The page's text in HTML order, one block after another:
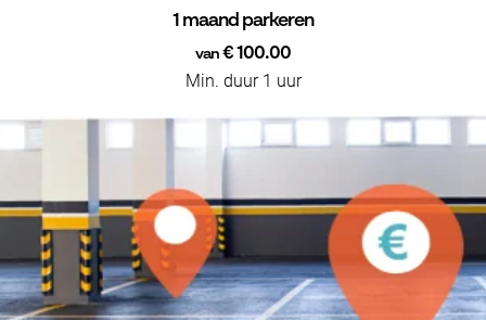
1 maand parkeren
van€ 100.00
Min. duur 1 uur